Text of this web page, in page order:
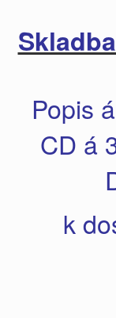
Popis
CD á
k